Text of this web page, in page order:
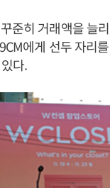
준히 거래액을 늘
에게 선두 자리
다.